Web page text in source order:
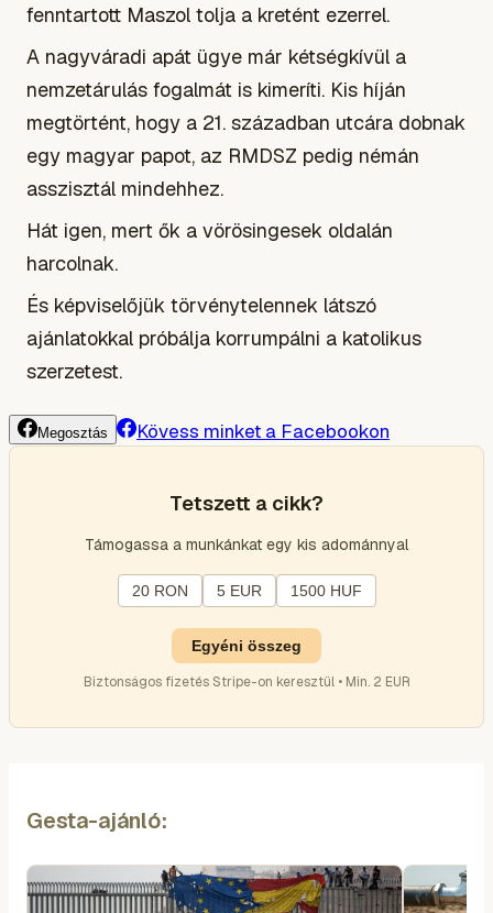
fenntartott Maszol tolja a kretént ezerrel.
A nagyváradi apát ügye már kétségkívül a
nemzetárulás fogalmát is kimeríti. Kis híján
megtörtént, hogy a 21. században utcára dobnak
egy magyar papot, az RMDSZ pedig némán
asszisztál mindehhez.
Hát igen, mert ők a vörösingesek oldalán
harcolnak.
És képviselőjük törvénytelennek látszó
ajánlatokkal próbálja korrumpálni a katolikus
szerzetest.
Megosztás Kövess minket a Facebookon
Tetszett a cikk?
Támogassa a munkánkat egy kis adománnyal
20 RON 5 EUR 1500 HUF
Egyéni összeg
Biztonságos fizetés Stripe-on keresztül • Min. 2 EUR
Gesta-ajánló: